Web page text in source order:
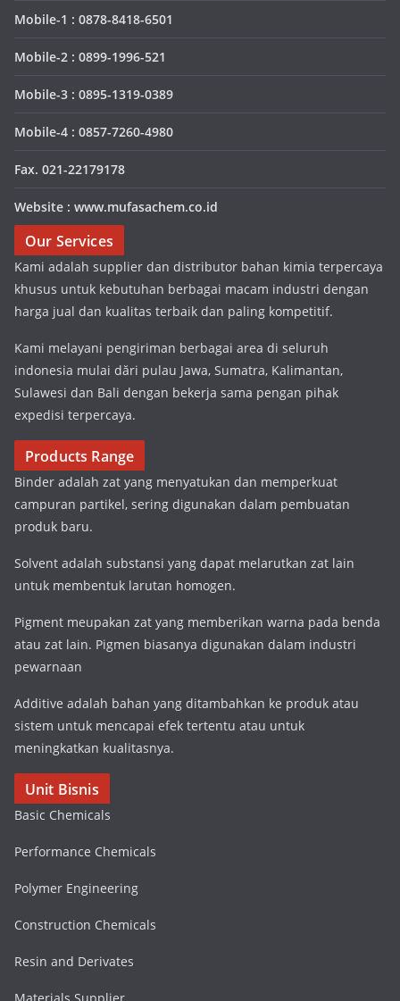
Mobile-1 : 0878-8418-6501
Mobile-2 : 0899-1996-521
Mobile-3 : 0895-1319-0389
Mobile-4 : 0857-7260-4980
Fax. 021-22179178
Website : www.mufasachem.co.id
Our Services
Kami adalah supplier dan distributor bahan kimia terpercaya
khusus untuk kebutuhan berbagai macam industri dengan
harga jual dan kualitas terbaik dan paling kompetitif.
Kami melayani pengiriman berbagai area di seluruh
indonesia mulai dări pulau Jawa, Sumatra, Kalimantan,
Sulawesi dan Bali dengan bekerja sama pengan pihak
expedisi terpercaya.
Products Range
Binder adalah zat yang menyatukan dan memperkuat
campuran partikel, sering digunakan dalam pembuatan
produk baru.
Solvent adalah substansi yang dapat melarutkan zat lain
untuk membentuk larutan homogen.
Pigment meupakan zat yang memberikan warna pada benda
atau zat lain. Pigmen biasanya digunakan dalam industri
pewarnaan
Additive adalah bahan yang ditambahkan ke produk atau
sistem untuk mencapai efek tertentu atau untuk
meningkatkan kualitasnya.
Unit Bisnis
Basic Chemicals
Performance Chemicals
Polymer Engineering
Construction Chemicals
Resin and Derivates